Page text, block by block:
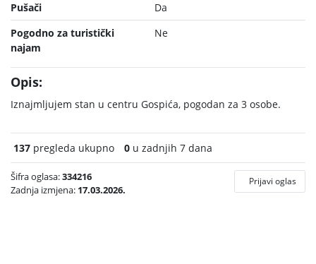
Pušači
Da
Pogodno za turistički
najam
Ne
Opis:
Iznajmljujem stan u centru Gospića, pogodan za 3 osobe.
137 pregleda ukupno 0 u zadnjih 7 dana
Šifra oglasa:334216
Zadnja izmjena: 17.03.2026.
Prijavi oglas